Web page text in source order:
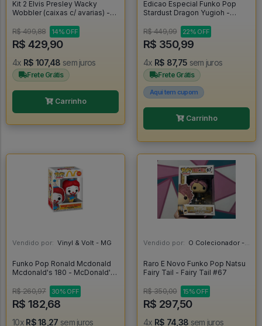
Kit 2 Elvis Presley Wacky
Wobbler (caixas c/ avarias) -
R$ 499,88
14% OFF
R$ 429,90
4x R$ 107,48 sem juros
Frete Grátis
Carrinho
Edicao Especial Funko Pop
Stardust Dragon Yugioh -
R$ 449,99
22% OFF
R$ 350,99
4x R$ 87,75 sem juros
Frete Grátis
Aqui tem cupom
Carrinho
Vendido por: Vinyl & Volt - MG
Funko Pop Ronald Mcdonald
Mcdonald's 180 - McDonald's
R$ 260,97
30% OFF
R$ 182,68
10x R$ 18,27 sem juros
Vendido por: O Colecionador - SP
Raro E Novo Funko Pop Natsu
Fairy Tail - Fairy Tail #67
R$ 350,00 15% OFF
R$ 297,50
4x R$ 74,38 sem juros